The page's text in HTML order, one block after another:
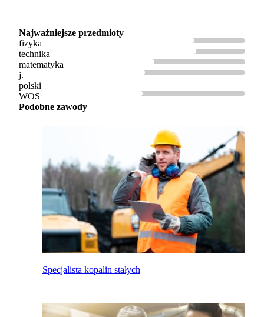
Najważniejsze przedmioty
fizyka
technika
matematyka
j.
polski
WOS
Podobne zawody
Specjalista kopalin stałych